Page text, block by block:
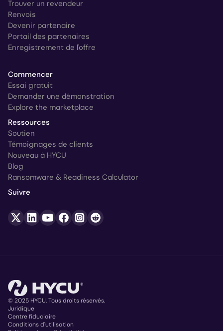
Trouver un revendeur
Renvois
Devenir partenaire
Portail des partenaires
Enregistrement de l'offre
Commencer
Essai gratuit
Demander une démonstration
Explore the marketplace
Ressources
Soutien
Témoignages de clients
Nouveau à HYCU
Blog
Ransomware & Readiness Calculator
Suivre
Copyright
© 2025 HYCU. Tous droits réservés.
Juridique
Centre fiduciaire
Conditions d'utilisation